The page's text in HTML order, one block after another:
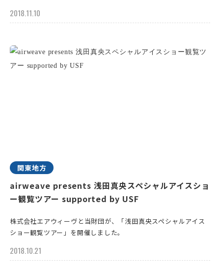
2018.11.10
関東地方
airweave presents 浅田真央スペシャルアイスショ
ー観覧ツアー supported by USF
株式会社エアウィーヴと当財団が、「浅田真央スペシャルアイス
ショー観覧ツアー」を開催しました。
2018.10.21